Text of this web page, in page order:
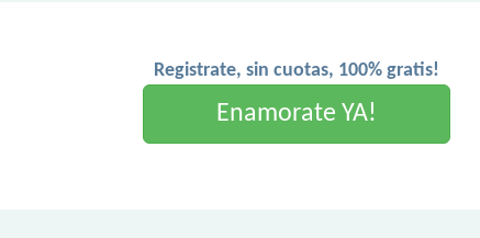
Registrate, sin cuotas, 100% gratis!
Enamorate YA!